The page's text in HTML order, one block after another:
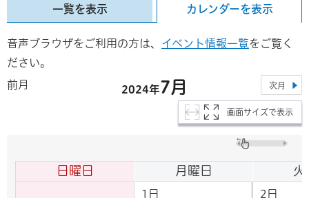
一覧を表示 カレンダーを表示
音声ブラウザをご利用の方は、 イベント情報一覧をご覧く
ださい。
前月
2024年7月 次月
画面サイズで表示
日曜日 月曜日 火
1日 2日